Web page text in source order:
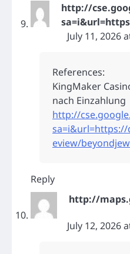
http://
July 11, 2026
References:
KingMaker
nach Einzahlung
http://
eview/
Reply
http://
July 12, 2026